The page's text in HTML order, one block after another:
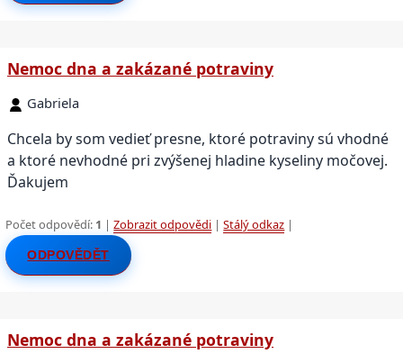
Nemoc dna a zakázané potraviny
Gabriela
Chcela by som vedieť presne, ktoré potraviny sú vhodné
a ktoré nevhodné pri zvýšenej hladine kyseliny močovej.
Ďakujem
Počet odpovědí: 1 |Zobrazit odpovědi |Stálý odkaz |
ODPOVĚDĚT
Nemoc dna a zakázané potraviny